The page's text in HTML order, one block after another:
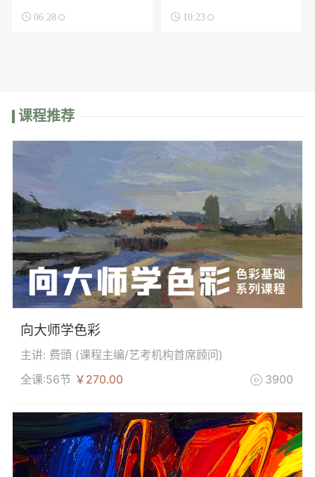
 06:28  10:23
课程推荐
向大师学色彩
主讲: 费頭 (课程主编/艺考机构首席顾问)
全课:56节 ￥270.00  3900